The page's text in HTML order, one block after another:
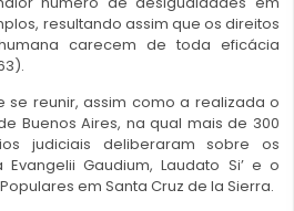
resultando assim que os direitos
carecem de toda eficácia
se reunir, assim como a realizada o
Buenos Aires, na qual mais de 300
judiciais deliberaram sobre os
Gaudium, Laudato Si’ e o
em Santa Cruz de la Sierra.